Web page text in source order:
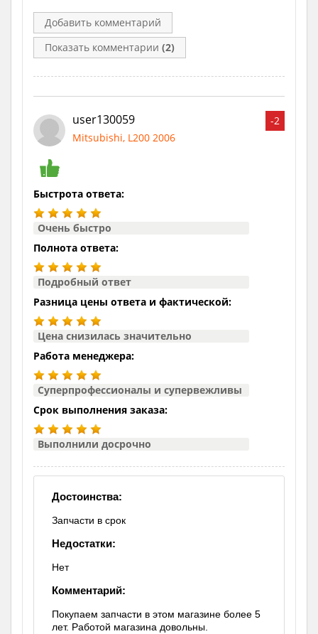
Добавить комментарий
Показать комментарии (2)
-2
user130059
Mitsubishi, L200 2006
Быстрота ответа:
Очень быстро
Полнота ответа:
Подробный ответ
Разница цены ответа и фактической:
Цена снизилась значительно
Работа менеджера:
Суперпрофессионалы и супервежливы
Срок выполнения заказа:
Выполнили досрочно
Достоинства:
Запчасти в срок
Недостатки:
Нет
Комментарий:
Покупаем запчасти в этом магазине более 5
лет. Работой магазина довольны.